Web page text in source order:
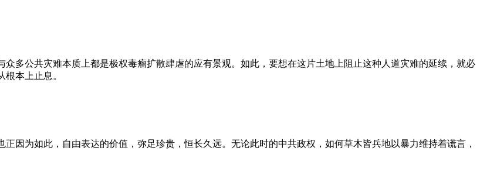
多公共灾难本质上都是极权毒瘤扩散肆虐的应有景观。如此，要想在这片土地上阻止这种人道灾难的延续，就必
本上止息。
因为如此，自由表达的价值，弥足珍贵，恒长久远。无论此时的中共政权，如何草木皆兵地以暴力维持着谎言，